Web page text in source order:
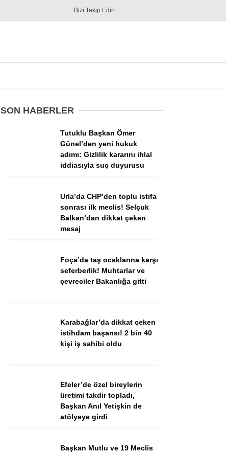
Güncel
Yerel Yönetimler
Dünya
WhatsApp İhbar Hattı
Bizi Takip Edin
SON HABERLER
Tutuklu Başkan Ömer
Günel’den yeni hukuk
adımı: Gizlilik kararını ihlal
iddiasıyla suç duyurusu
Urla’da CHP’den toplu istifa
sonrası ilk meclis! Selçuk
Balkan’dan dikkat çeken
mesaj
Foça’da taş ocaklarına karşı
seferberlik! Muhtarlar ve
çevreciler Bakanlığa gitti
Karabağlar’da dikkat çeken
istihdam başarısı! 2 bin 40
kişi iş sahibi oldu
Efeler’de özel bireylerin
üretimi takdir topladı,
Başkan Anıl Yetişkin de
atölyeye girdi
Başkan Mutlu ve 19 Meclis